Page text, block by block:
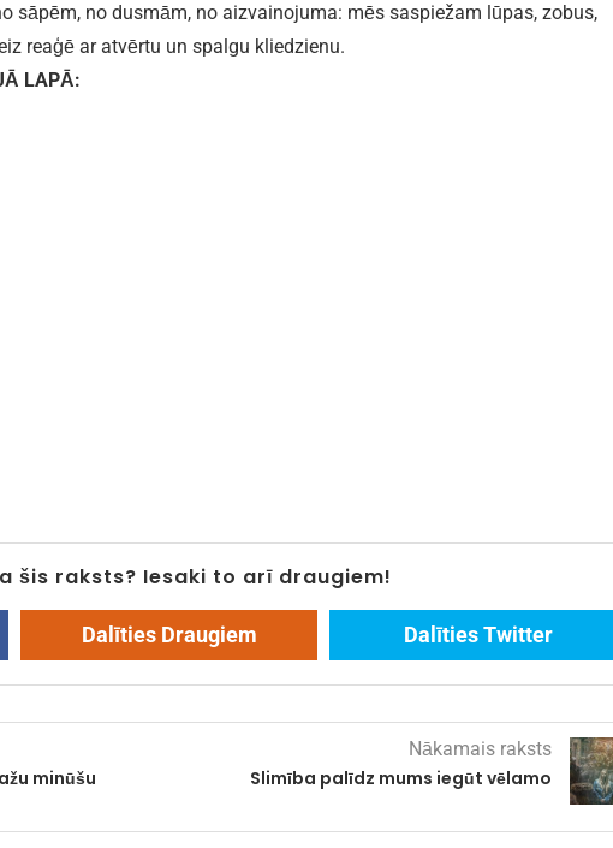
sāpēm, no dusmām, no aizvainojuma: mēs saspiežam lūpas, zobus,
reaģē ar atvērtu un spalgu kliedzienu.
LAPĀ:
šis raksts? Iesaki to arī draugiem!
Dalīties Draugiem Dalīties Twitter
minūšu
Nākamais raksts
Slimība palīdz mums iegūt vēlamo